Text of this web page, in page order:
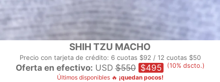
SHIH TZU MACHO
Precio con tarjeta de crédito: 6 cuotas $92 / 12 cuotas $50
Oferta en efectivo: USD$550 $495
(10% dscto.)
Últimos disponibles 🔥 ¡quedan pocos!